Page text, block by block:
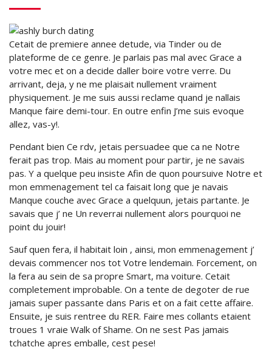
Cetait de premiere annee detude, via Tinder ou de
plateforme de ce genre. Je parlais pas mal avec Grace a
votre mec et on a decide daller boire votre verre. Du
arrivant, deja, y ne me plaisait nullement vraiment
physiquement. Je me suis aussi reclame quand je nallais
Manque faire demi-tour. En outre enfin J’me suis evoque
allez, vas-y!.
Pendant bien Ce rdv, jetais persuadee que ca ne Notre
ferait pas trop. Mais au moment pour partir, je ne savais
pas. Y a quelque peu insiste Afin de quon poursuive Notre et
mon emmenagement tel ca faisait long que je navais
Manque couche avec Grace a quelquun, jetais partante. Je
savais que j’ ne Un reverrai nullement alors pourquoi ne
point du jouir!
Sauf quen fera, il habitait loin , ainsi, mon emmenagement j’
devais commencer nos tot Votre lendemain. Forcement, on
la fera au sein de sa propre Smart, ma voiture. Cetait
completement improbable. On a tente de degoter de rue
jamais super passante dans Paris et on a fait cette affaire.
Ensuite, je suis rentree du RER. Faire mes collants etaient
troues 1 vraie Walk of Shame. On ne sest Pas jamais
tchatche apres emballe, cest pese!